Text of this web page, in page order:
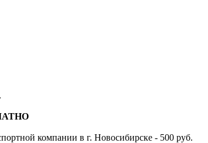
компании в г. Новосибирске - 500 руб.